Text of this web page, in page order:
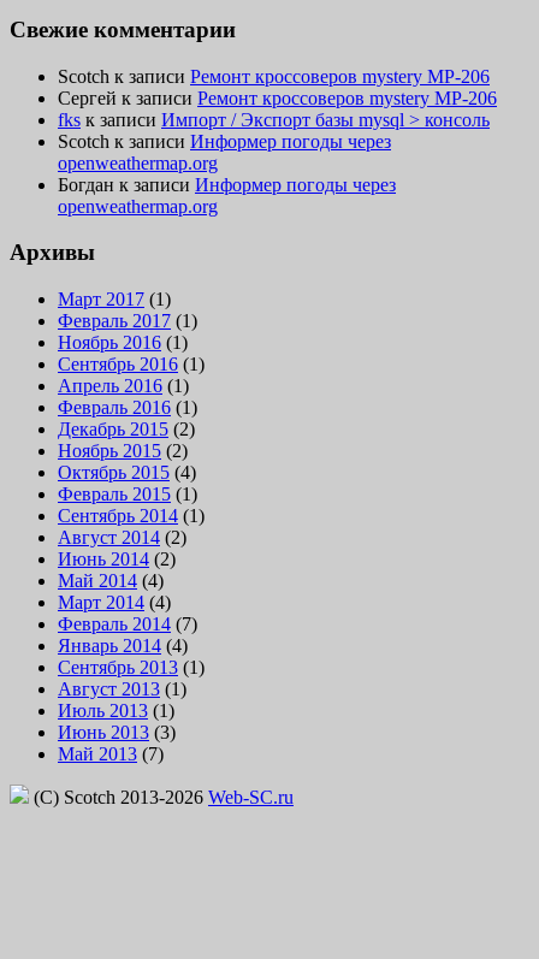
Свежие комментарии
Scotch к записи Ремонт кроссоверов mystery MP-206
Сергей к записи Ремонт кроссоверов mystery MP-206
fks к записи Импорт / Экспорт базы mysql > консоль
Scotch к записи Информер погоды через
openweathermap.org
Богдан к записи Информер погоды через
openweathermap.org
Архивы
Март 2017 (1)
Февраль 2017 (1)
Ноябрь 2016 (1)
Сентябрь 2016 (1)
Апрель 2016 (1)
Февраль 2016 (1)
Декабрь 2015 (2)
Ноябрь 2015 (2)
Октябрь 2015 (4)
Февраль 2015 (1)
Сентябрь 2014 (1)
Август 2014 (2)
Июнь 2014 (2)
Май 2014 (4)
Март 2014 (4)
Февраль 2014 (7)
Январь 2014 (4)
Сентябрь 2013 (1)
Август 2013 (1)
Июль 2013 (1)
Июнь 2013 (3)
Май 2013 (7)
(C) Scotch 2013-2026 Web-SC.ru